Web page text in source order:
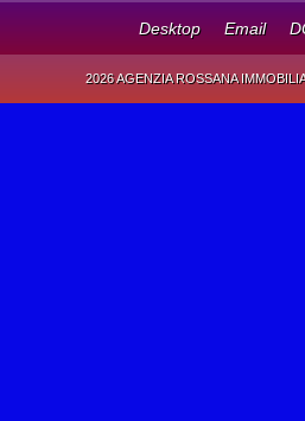
Desktop Email
2026 AGENZIA ROSSANA